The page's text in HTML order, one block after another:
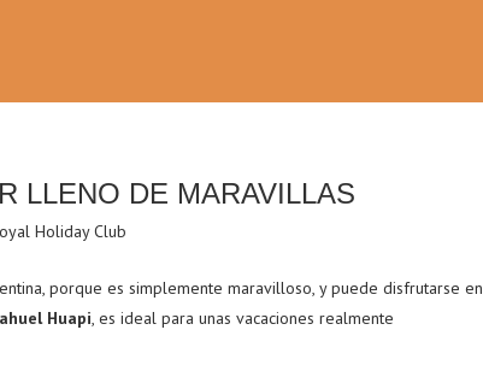
LLENO DE MARAVILLAS
Holiday Club
porque es simplemente maravilloso, y puede disfrutarse en
Huapi, es ideal para unas vacaciones realmente